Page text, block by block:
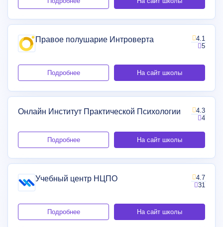
Правое полушарие Интроверта
4.1
5
Подробнее На сайт школы
Онлайн Институт Практической Психологии
4.3
4
Подробнее На сайт школы
Учебный центр НЦПО
4.7
31
Подробнее На сайт школы